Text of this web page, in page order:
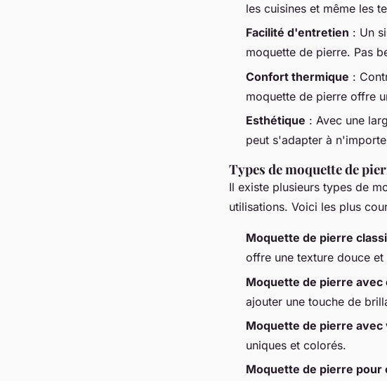
les cuisines et même les
Facilité d'entretien : Un
moquette de pierre. Pas
Confort thermique :
moquette de pierre offre
Esthétique : Avec une
peut s'adapter à
Types de moquette de
Il existe plusieurs types de
utilisations. Voici les plus
Moquette de pierre
offre une texture douce et
Moquette de pierre avec
ajouter une touche de
Moquette de pierre
uniques et colorés.
Moquette de pierre pour